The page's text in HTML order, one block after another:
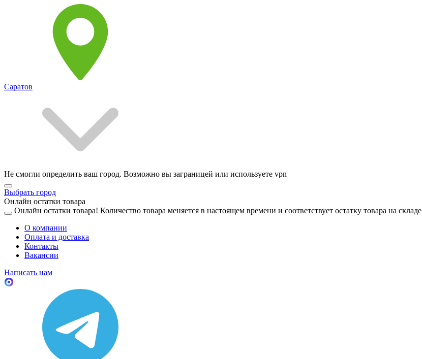
Саратов
Не смогли определить ваш город. Возможно вы заграницей или используете vpn
Выбрать город
Онлайн остатки товара
Онлайн остатки товара! Количество товара меняется в настоящем времени и соответствует остатку товара на складе
О компании
Оплата и доставка
Контакты
Вакансии
Написать нам